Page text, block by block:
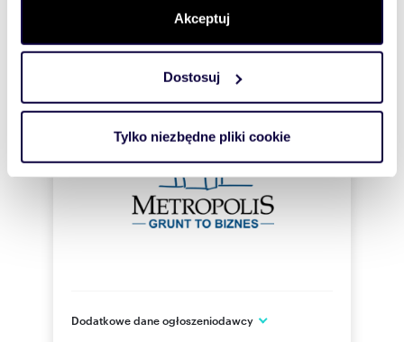
. W Deklaracji plików cookie możesz
zmienić lub wycofać swoją zgodę w dowolnej chwili.
Wykorzystujemy pliki cookie do spersonalizowania treści
i reklam, aby oferować funkcje społecznościowe i
korzystasz z naszej witryny, udostępniamy partnerom
Partnerzy mogą połączyć te informacje z innymi danymi
otrzymanymi od Ciebie lub uzyskanymi podczas
Akceptuj
Dostosuj
Tylko niezbędne pliki cookie
Informacje o ogłoszeniodawcy
GTB Metropolis
Dodatkowe dane ogłoszeniodawcy